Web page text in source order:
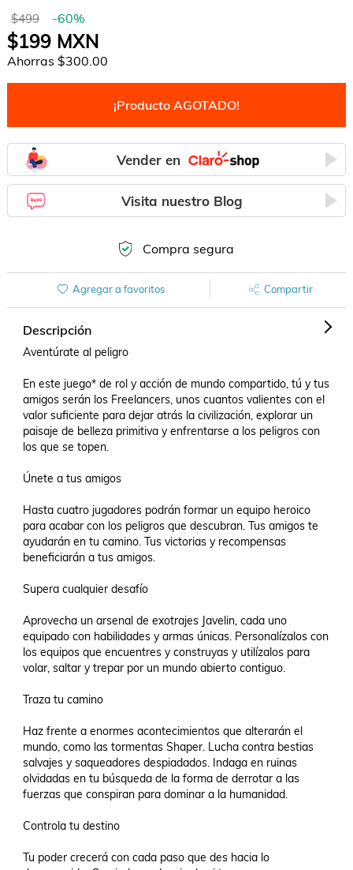
$499 -60%
$199MXN
Ahorras $300.00
¡Producto AGOTADO!
Vender en
Visita nuestro Blog
Compra segura
Agregar a favoritos Compartir
Descripción
Aventúrate al peligro
En este juego* de rol y acción de mundo compartido, tú y tus
amigos serán los Freelancers, unos cuantos valientes con el
valor suficiente para dejar atrás la civilización, explorar un
paisaje de belleza primitiva y enfrentarse a los peligros con
los que se topen.
Únete a tus amigos
Hasta cuatro jugadores podrán formar un equipo heroico
para acabar con los peligros que descubran. Tus amigos te
ayudarán en tu camino. Tus victorias y recompensas
beneficiarán a tus amigos.
Supera cualquier desafío
Aprovecha un arsenal de exotrajes Javelin, cada uno
equipado con habilidades y armas únicas. Personalízalos con
los equipos que encuentres y construyas y utilízalos para
volar, saltar y trepar por un mundo abierto contiguo.
Traza tu camino
Haz frente a enormes acontecimientos que alterarán el
mundo, como las tormentas Shaper. Lucha contra bestias
salvajes y saqueadores despiadados. Indaga en ruinas
olvidadas en tu búsqueda de la forma de derrotar a las
fuerzas que conspiran para dominar a la humanidad.
Controla tu destino
Tu poder crecerá con cada paso que des hacia lo